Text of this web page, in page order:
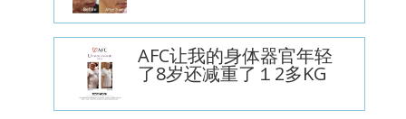
AFC让我的身体器官年轻
了8岁还减重了１2多KG